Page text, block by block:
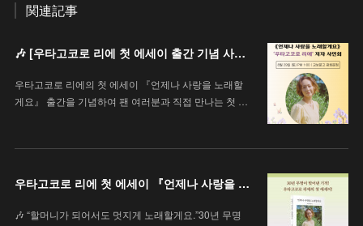
関連記事
🎶 [우타고코로 리에 첫 에세이 출간 기념 사인회 안내 / 歌心りえ 初エッセイ出版記念サイン会のお知らせ]
우타고코로 리에의 첫 에세이 『언제나 사랑을 노래할
게요』 출간을 기념하여 팬 여러분과 직접 만나는 첫 …
우타고코로 리에 첫 에세이 『언제나 사랑을 노래할게요』
🎶 “할머니가 되어서도 멋지게 노래할게요.”30년 무명